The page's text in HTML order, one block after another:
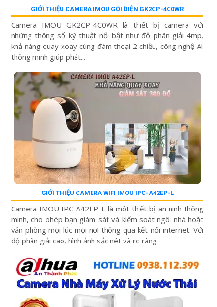
GIỚI THIỆU CAMERA IMOU GỌI ĐIỆN GK2CP-4C0WR
Camera IMOU GK2CP-4C0WR là thiết bị camera với
những thông số kỹ thuật nổi bật như độ phân giải 4mp,
khả năng quay xoay cùng đàm thoại 2 chiều, công nghệ AI
thông minh giúp phát...
GIỚI THIỆU CAMERA WIFI IMOU IPC-A42EP-L
Camera IMOU IPC-A42EP-L là một thiết bị an ninh thông
minh, cho phép bạn giám sát và kiểm soát ngôi nhà hoặc
văn phòng mọi lúc mọi nơi thông qua kết nối internet. Với
độ phân giải cao, hình ảnh sắc nét và rõ ràng